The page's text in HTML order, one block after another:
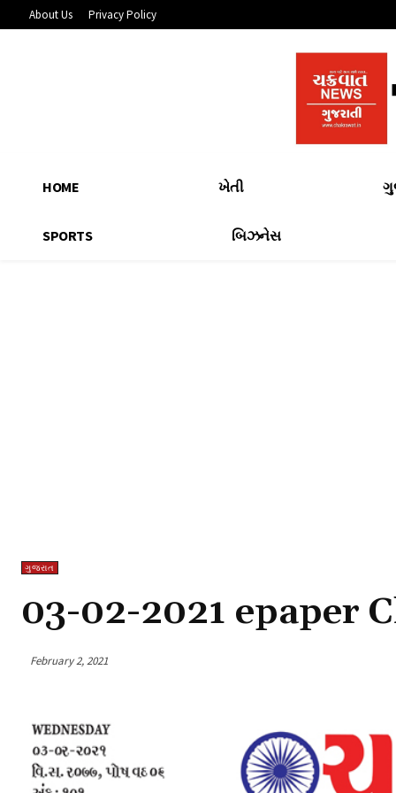
About Us Privacy Policy
HOME ખેતી
SPORTS બિઝનેસ
ગુજરાત
03-02-2021 epaper
February 2, 2021